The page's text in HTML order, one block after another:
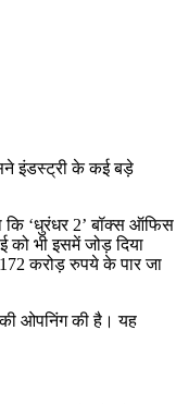
इंडस्ट्री के कई बड़े
कि ‘धुरंधर 2’ बॉक्स ऑफिस
भी इसमें जोड़ दिया
करोड़ रुपये के पार जा
की ओपनिंग की है। यह